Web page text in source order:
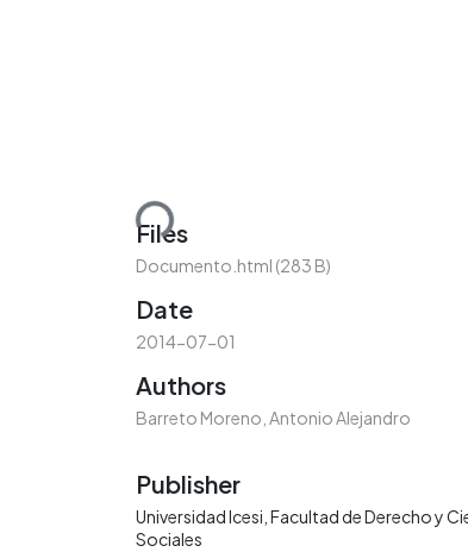
Loading...
Files
Documento.html (283 B)
Date
2014-07-01
Authors
Barreto Moreno, Antonio Alejandro
Publisher
Universidad Icesi, Facultad de Derecho y
Sociales